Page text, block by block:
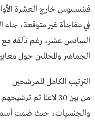
فينيسيوس خارج العشرة
في مفاجأة غير متوقعة، جاء
السادس عشر، رغم تألقه مع
الجماهير والمحللين حول
الترتيب الكامل للمرشحين
من بين 30 لاعبًا تم